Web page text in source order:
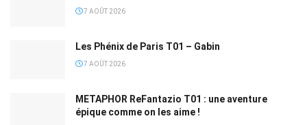
7 AOÛT 2026
Les Phénix de Paris T01 – Gabin
7 AOÛT 2026
METAPHOR ReFantazio T01 : une aventure
épique comme on les aime !